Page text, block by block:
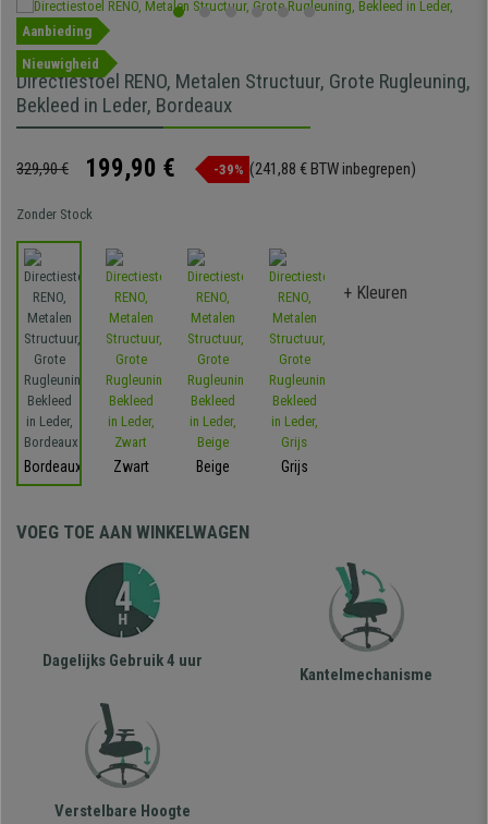
Aanbieding
Nieuwigheid
Directiestoel RENO, Metalen Structuur, Grote Rugleuning,
Bekleed in Leder, Bordeaux
329,90 € 199,90 € -39% (241,88 € BTW inbegrepen)
Zonder Stock
Bordeaux Zwart Beige Grijs
+ Kleuren
VOEG TOE AAN WINKELWAGEN
Dagelijks Gebruik 4 uur
Kantelmechanisme
Verstelbare Hoogte